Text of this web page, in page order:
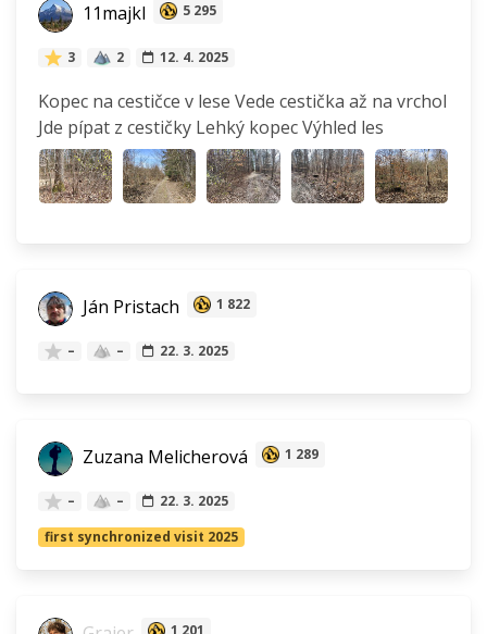
11majkl 5 295
3 2 12. 4. 2025
Kopec na cestičce v lese Vede cestička až na vrchol
Jde pípat z cestičky Lehký kopec Výhled les
Ján Pristach 1 822
– – 22. 3. 2025
Zuzana Melicherová 1 289
– –
22. 3. 2025
first synchronized visit 2025